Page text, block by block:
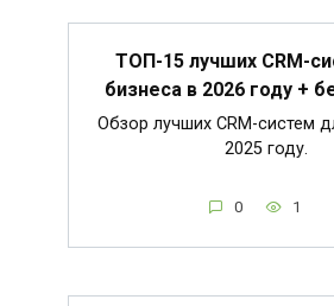
ТОП-15 лучших CRM-
бизнеса в 2026 году +
Обзор лучших CRM-систем
2025 году.
0 1